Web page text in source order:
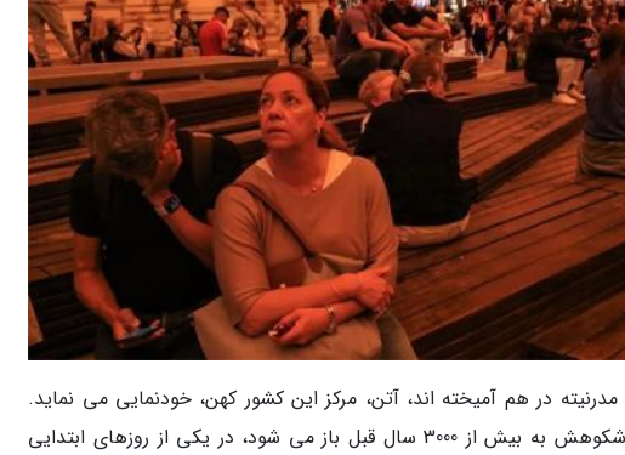
در هم آمیخته اند، آتن، مرکز این کشور کهن، خودنمایی می نماید.
این نماد تمدن غرب که تاریخ باشکوهش به بیش از 3000 سال قبل باز می شود، در یکی از روزهای ابتدایی